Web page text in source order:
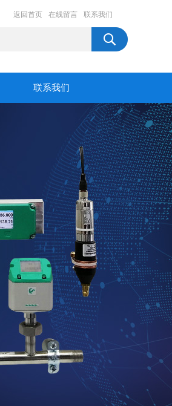
返回首页 在线留言 联系我们
联系我们